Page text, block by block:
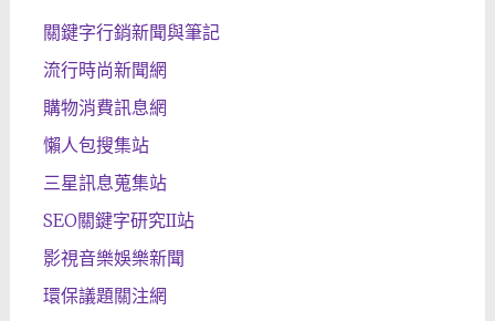
關鍵字行銷新聞與筆記
流行時尚新聞網
購物消費訊息網
懶人包搜集站
三星訊息蒐集站
SEO關鍵字研究II站
影視音樂娛樂新聞
環保議題關注網